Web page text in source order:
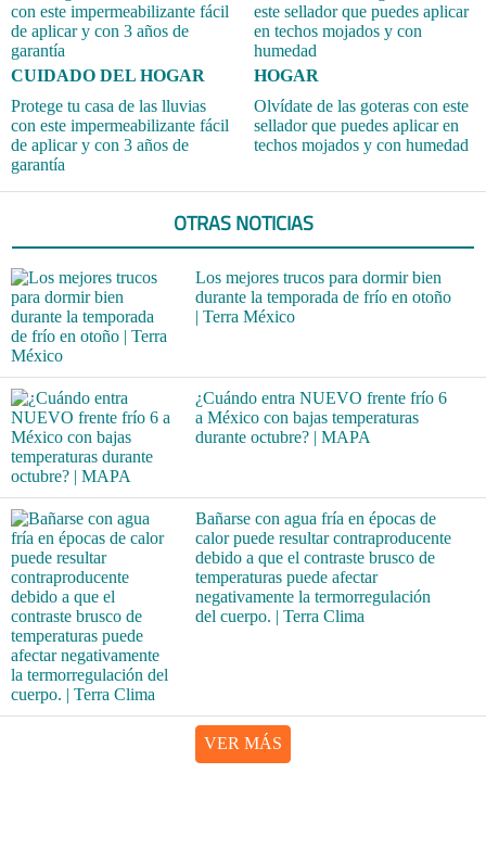
CUIDADO DEL HOGAR
Protege tu casa de las lluvias
con este impermeabilizante fácil
de aplicar y con 3 años de
garantía
HOGAR
Olvídate de las goteras con este
sellador que puedes aplicar en
techos mojados y con humedad
OTRAS NOTICIAS
Los mejores trucos para dormir bien
durante la temporada de frío en otoño
| Terra México
¿Cuándo entra NUEVO frente frío 6
a México con bajas temperaturas
durante octubre? | MAPA
Bañarse con agua fría en épocas de
calor puede resultar contraproducente
debido a que el contraste brusco de
temperaturas puede afectar
negativamente la termorregulación
del cuerpo. | Terra Clima
VER MÁS